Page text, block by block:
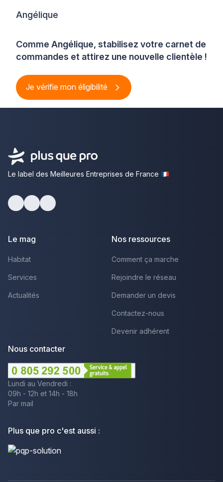
Comme Angélique, stabilisez votre carnet de
commandes et attirez une nouvelle clientèle !
Je vérifie mon éligibilité
Angélique
Le label des Meilleures Entreprises de France
Le mag
Habitat
Services
Actualités
Nos ressources
Comment ça marche
Rejoindre le réseau
Demander un devis
Contactez-nous
Devenir adhérent
Nous contacter
Lundi au Vendredi :
09h - 12h et 14h - 18h
Par mail
Plus que pro c'est aussi :